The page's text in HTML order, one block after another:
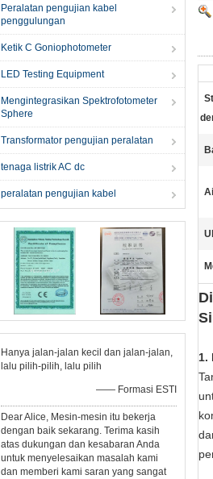
Peralatan pengujian kabel
penggulungan
Ketik C Goniophotometer
LED Testing Equipment
Mengintegrasikan Spektrofotometer
Sphere
Transformator pengujian peralatan
tenaga listrik AC dc
peralatan pengujian kabel
Hanya jalan-jalan kecil dan jalan-jalan,
lalu pilih-pilih, lalu pilih
—— Formasi ESTI
Dear Alice, Mesin-mesin itu bekerja
dengan baik sekarang. Terima kasih
atas dukungan dan kesabaran Anda
untuk menyelesaikan masalah kami
dan memberi kami saran yang sangat
1.